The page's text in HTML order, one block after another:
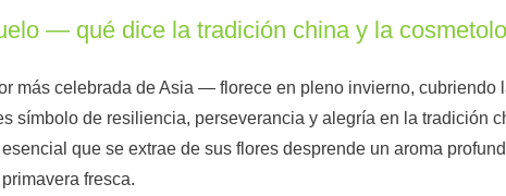
— qué dice la tradición china y la
más celebrada de Asia — florece en pleno invierno, cubriendo
símbolo de resiliencia, perseverancia y alegría en la tradición
que se extrae de sus flores desprende un aroma
fresca.